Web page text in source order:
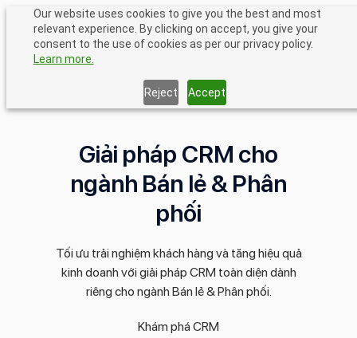
Our website uses cookies to give you the best and most
relevant experience. By clicking on accept, you give your
consent to the use of cookies as per our privacy policy.
Learn more.
Reject Accept
Chuyển
Bán lẻ & Phân phối
Giải pháp CRM cho
ngành Bán lẻ & Phân
phối
Tối ưu trải nghiệm khách hàng và tăng hiệu quả
kinh doanh với giải pháp CRM toàn diện dành
riêng cho ngành Bán lẻ & Phân phối.
Khám phá CRM